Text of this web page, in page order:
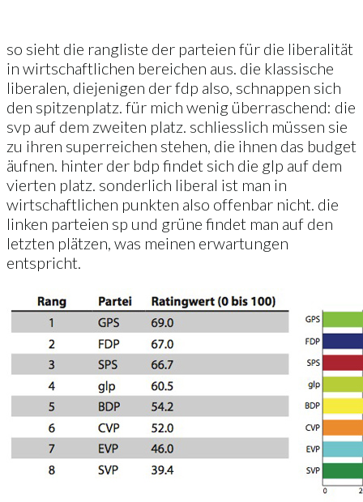
so sieht die rangliste der parteien für die liberalität
in wirtschaftlichen bereichen aus. die klassische
liberalen, diejenigen der fdp also, schnappen sich
den spitzenplatz. für mich wenig überraschend: die
svp auf dem zweiten platz. schliesslich müssen sie
zu ihren superreichen stehen, die ihnen das budget
äufnen. hinter der bdp findet sich die glp auf dem
vierten platz. sonderlich liberal ist man in
wirtschaftlichen punkten also offenbar nicht. die
linken parteien sp und grüne findet man auf den
letzten plätzen, was meinen erwartungen
entspricht.